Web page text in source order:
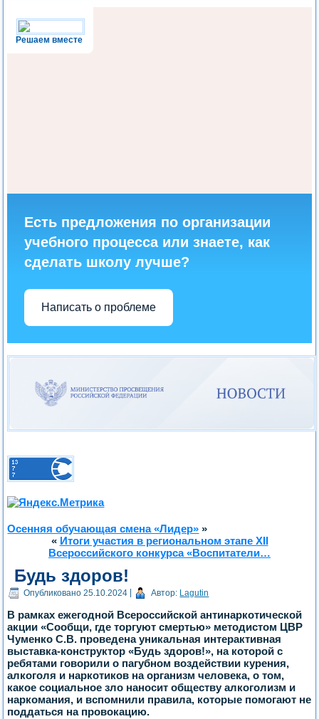
Решаем вместе
Есть предложения по организации
учебного процесса или знаете, как
сделать школу лучше?
Написать о проблеме
Осенняя обучающая смена «Лидер» »
« Итоги участия в региональном этапе XII
Всероссийского конкурса «Воспитатели…
Будь здоров!
Опубликовано 25.10.2024 Автор: Lagutin
В рамках ежегодной Всероссийской антинаркотической
акции «Сообщи, где торгуют смертью» методистом ЦВР
Чуменко С.В. проведена уникальная интерактивная
выставка-конструктор «Будь здоров!», на которой с
ребятами говорили о пагубном воздействии курения,
алкоголя и наркотиков на организм человека, о том,
какое социальное зло наносит обществу алкоголизм и
наркомания, и вспомнили правила, которые помогают не
поддаться на провокацию.